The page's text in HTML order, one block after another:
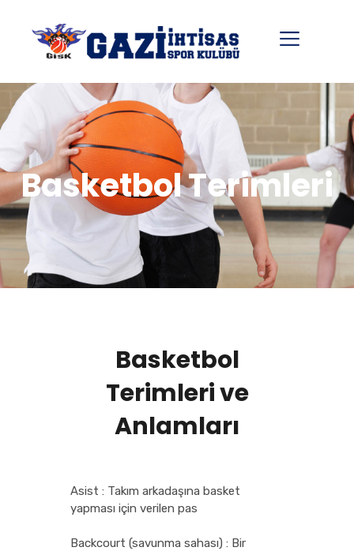
Basketbol Terimleri
Basketbol
Terimleri ve
Anlamları
Asist : Takım arkadaşına basket
yapması için verilen pas
Backcourt (savunma sahası) : Bir